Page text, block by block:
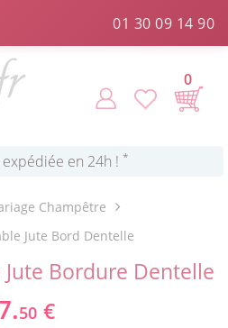
01 30 09 14 90
0
en 24h ! *
gratuit dès 89 € !*
Champêtre
Jute Bord Dentelle
Bordure Dentelle
50 €